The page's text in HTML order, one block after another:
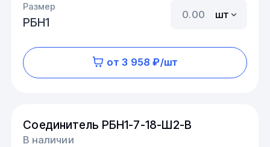
Размер
РБН1
шт
от 3 958 ₽/шт
Соединитель РБН1-7-18-Ш2-В
В наличии